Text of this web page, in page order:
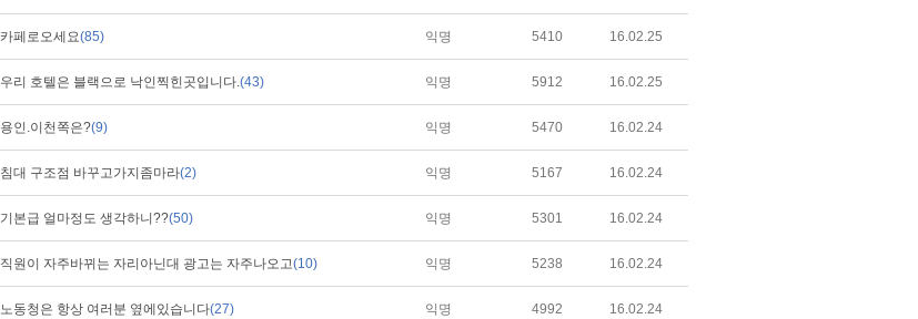
카페로오세요(85) 익명 5410 16.02.25
우리 호텔은 블랙으로 낙인찍힌곳입니다.(43) 익명 5912 16.02.25
용인.이천쪽은?(9) 익명 5470 16.02.24
침대 구조점 바꾸고가지좀마라(2) 익명 5167 16.02.24
기본급 얼마정도 생각하니??(50) 익명 5301 16.02.24
직원이 자주바뀌는 자리아닌대 광고는 자주나오고(10) 익명 5238 16.02.24
노동청은 항상 여러분 옆에있습니다(27) 익명 4992 16.02.24